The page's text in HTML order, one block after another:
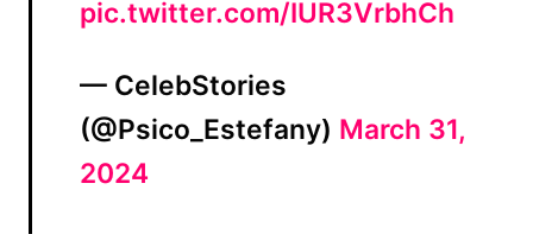
pic.twitter.com/IUR3VrbhCh
— CelebStories
(@Psico_Estefany) March 31,
2024